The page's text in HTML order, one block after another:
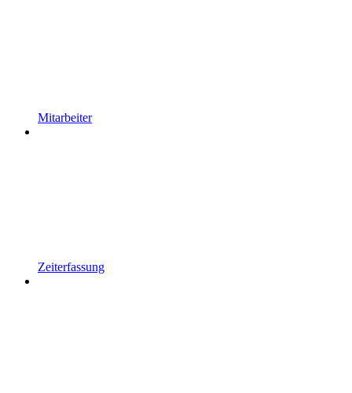
Mitarbeiter
Zeiterfassung